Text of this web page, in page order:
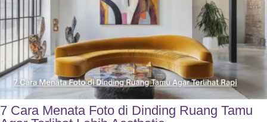
7 Cara Menata Foto di Dinding Ruang Tamu